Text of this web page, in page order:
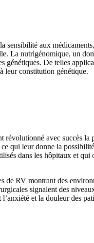
sensibilité aux
La nutrigénomique, un
génétiques. De telles
leur constitution génétique.
révolutionné avec succès la
qui leur donne la
dans les hôpitaux et qui
de RV montrant des
signalent des
et la douleur des